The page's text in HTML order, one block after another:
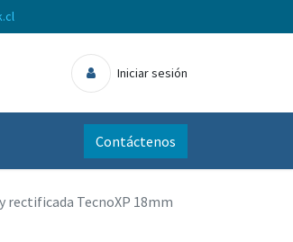
Iniciar sesión
Contáctenos
rectificada TecnoXP 18mm